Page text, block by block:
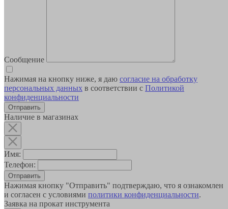
Сообщение
Нажимая на кнопку ниже, я даю согласие на обработку
персональных данных в соответствии с Политикой
конфиденциальности
Наличие в магазинах
Имя:
Телефон:
Отправить
Нажимая кнопку "Отправить" подтверждаю, что я ознакомлен
и согласен с условиями политики конфиденциальности.
Заявка на прокат инструмента